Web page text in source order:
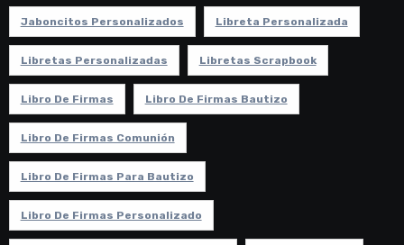
Jaboncitos Personalizados Libreta Personalizada
Libretas Personalizadas Libretas Scrapbook
Libro De Firmas Libro De Firmas Bautizo
Libro De Firmas Comunión
Libro De Firmas Para Bautizo
Libro De Firmas Personalizado